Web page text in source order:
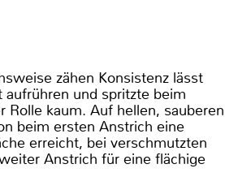
zähen Konsistenz lässt
aufrühren und spritzte beim
Rolle kaum. Auf hellen, sauberen
beim ersten Anstrich eine
erreicht, bei verschmutzten
Anstrich für eine flächige